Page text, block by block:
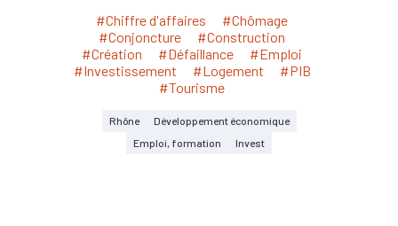
#Chiffre d'affaires
#Chômage
#Conjoncture
#Construction
#Création
#Défaillance
#Emploi
#Investissement
#Logement
#PIB
#Tourisme
Rhône
Développement économique
Emploi, formation
Invest